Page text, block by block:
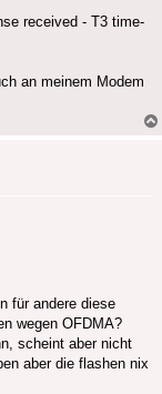
received - T3 time-
an meinem Modem
für andere diese
wegen OFDMA?
scheint aber nicht
aber die flashen nix